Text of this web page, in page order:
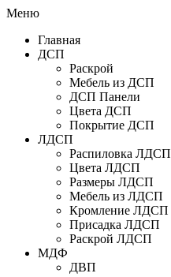
Меню
Главная
ДСП
Раскрой
Мебель из ДСП
ДСП Панели
Цвета ДСП
Покрытие ДСП
ЛДСП
Распиловка ЛДСП
Цвета ЛДСП
Размеры ЛДСП
Мебель из ЛДСП
Кромление ЛДСП
Присадка ЛДСП
Раскрой ЛДСП
МДФ
ДВП